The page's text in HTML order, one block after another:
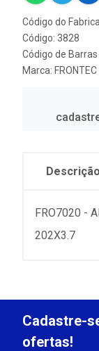
Código do
Código: 3828
Código de
Marca: FRONTEC
Descrição
FRO7020 -
202X3.7
Cadastre-
ofertas!